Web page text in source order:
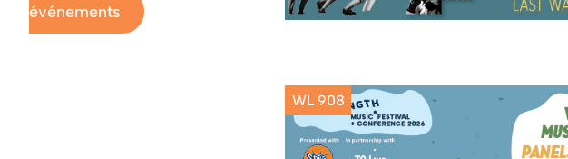
événements
WL 908